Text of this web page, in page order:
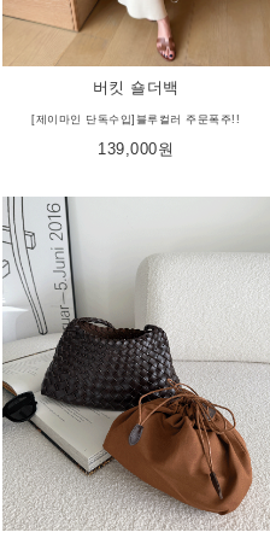
버킷 숄더백
[제이마인 단독수입]블루컬러 주문폭주!!
139,000원